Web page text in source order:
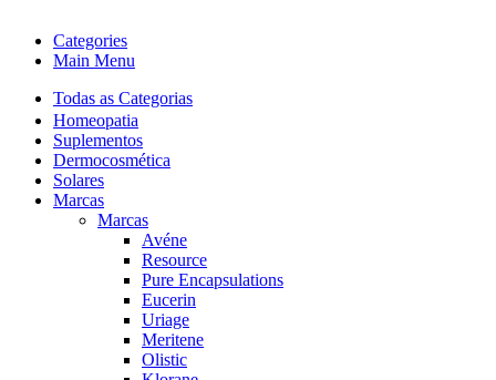
Categories
Main Menu
Todas as Categorias
Homeopatia
Suplementos
Dermocosmética
Solares
Marcas
Marcas
Avéne
Resource
Pure Encapsulations
Eucerin
Uriage
Meritene
Olistic